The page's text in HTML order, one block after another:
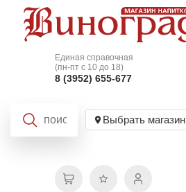
Единая справочная
(пн-пт с 10 до 18)
8 (3952) 655-677
Выбрать магазин